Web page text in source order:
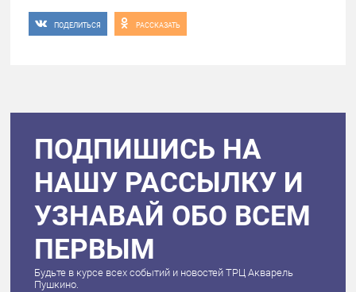
ПОДЕЛИТЬСЯ РАССКАЗАТЬ
ПОДПИШИСЬ НА
НАШУ РАССЫЛКУ И
УЗНАВАЙ ОБО ВСЕМ
ПЕРВЫМ
Будьте в курсе всех событий и новостей ТРЦ Акварель
Пушкино.